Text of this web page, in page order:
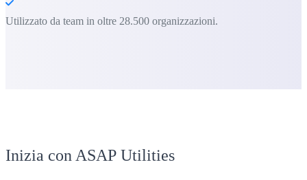
Utilizzato da team in oltre 28.500 organizzazioni.
Inizia con ASAP Utilities